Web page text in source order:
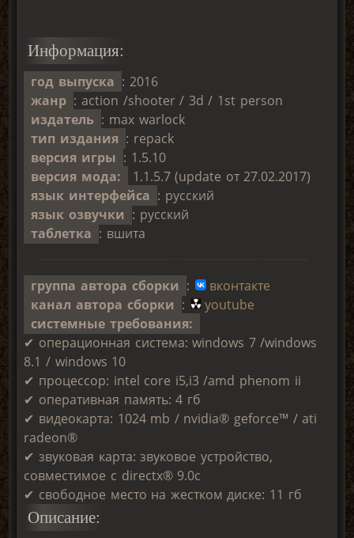
Информация:
год выпуска : 2016
жанр : action /shooter / 3d / 1st person
издатель : max warlock
тип издания : repack
версия игры : 1.5.10
версия мода:
1.1.5.7 (update от 27.02.2017)
язык интерфейса : русский
язык озвучки : русский
таблетка : вшита
группа автора сборки :
вконтакте
канал автора сборки :
youtube
системные требования:
✔ операционная система: windows 7 /windows
8.1 / windows 10
✔ процессор: intel core i5,i3 /amd phenom ii
✔ оперативная память: 4 гб
✔ видеокарта: 1024 mb / nvidia® geforce™ / ati
radeon®
✔ звуковая карта: звуковое устройство,
совместимое с directx® 9.0с
✔ свободное место на жестком диске: 11 гб
Описание: